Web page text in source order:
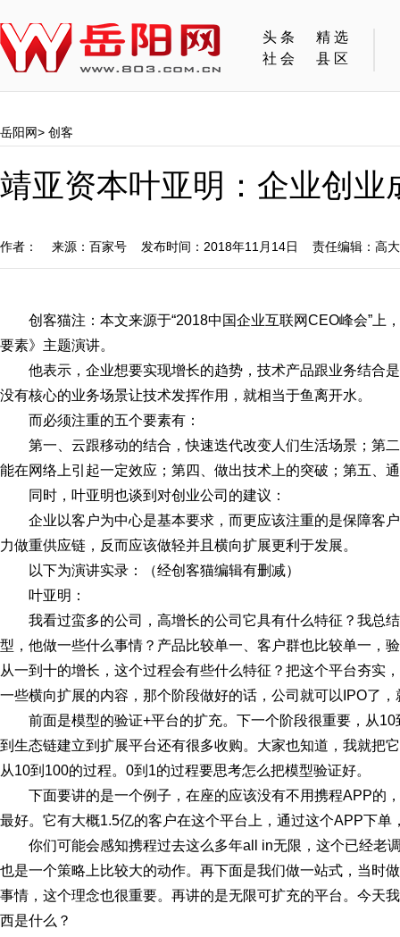
头条
精选
社会
县区
岳阳网> 创客
靖亚资本叶亚明：企业创业
作者： 来源：百家号 发布时间：2018年11月14日 责任编辑：高
创客猫注：本文来源于“2018中国企业互联网CEO峰会”上
要素》主题演讲。
他表示，企业想要实现增长的趋势，技术产品跟业务结合
没有核心的业务场景让技术发挥作用，就相当于鱼离开水。
而必须注重的五个要素有：
第一、云跟移动的结合，快速迭代改变人们生活场景；第
能在网络上引起一定效应；第四、做出技术上的突破；第五、
同时，叶亚明也谈到对创业公司的建议：
企业以客户为中心是基本要求，而更应该注重的是保障客
力做重供应链，反而应该做轻并且横向扩展更利于发展。
以下为演讲实录：（经创客猫编辑有删减）
叶亚明：
我看过蛮多的公司，高增长的公司它具有什么特征？我总
型，他做一些什么事情？产品比较单一、客户群也比较单一，
从一到十的增长，这个过程会有些什么特征？把这个平台夯实
一些横向扩展的内容，那个阶段做好的话，公司就可以IPO了
前面是模型的验证+平台的扩充。下一个阶段很重要，从
到生态链建立到扩展平台还有很多收购。大家也知道，我就把
从10到100的过程。0到1的过程要思考怎么把模型验证好。
下面要讲的是一个例子，在座的应该没有不用携程APP的
最好。它有大概1.5亿的客户在这个平台上，通过这个APP下单
你们可能会感知携程过去这么多年all in无限，这个已经老
也是一个策略上比较大的动作。再下面是我们做一站式，当时
事情，这个理念也很重要。再讲的是无限可扩充的平台。今天
西是什么？